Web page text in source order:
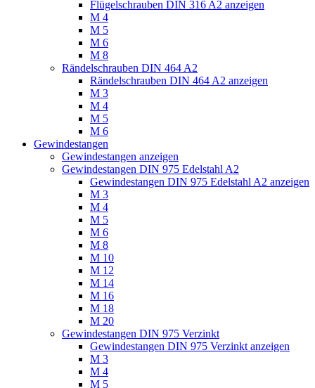
Flügelschrauben DIN 316 A2 anzeigen
M 4
M 5
M 6
M 8
Rändelschrauben DIN 464 A2
Rändelschrauben DIN 464 A2 anzeigen
M 3
M 4
M 5
M 6
Gewindestangen
Gewindestangen anzeigen
Gewindestangen DIN 975 Edelstahl A2
Gewindestangen DIN 975 Edelstahl A2 anzeigen
M 3
M 4
M 5
M 6
M 8
M 10
M 12
M 14
M 16
M 18
M 20
Gewindestangen DIN 975 Verzinkt
Gewindestangen DIN 975 Verzinkt anzeigen
M 3
M 4
M 5